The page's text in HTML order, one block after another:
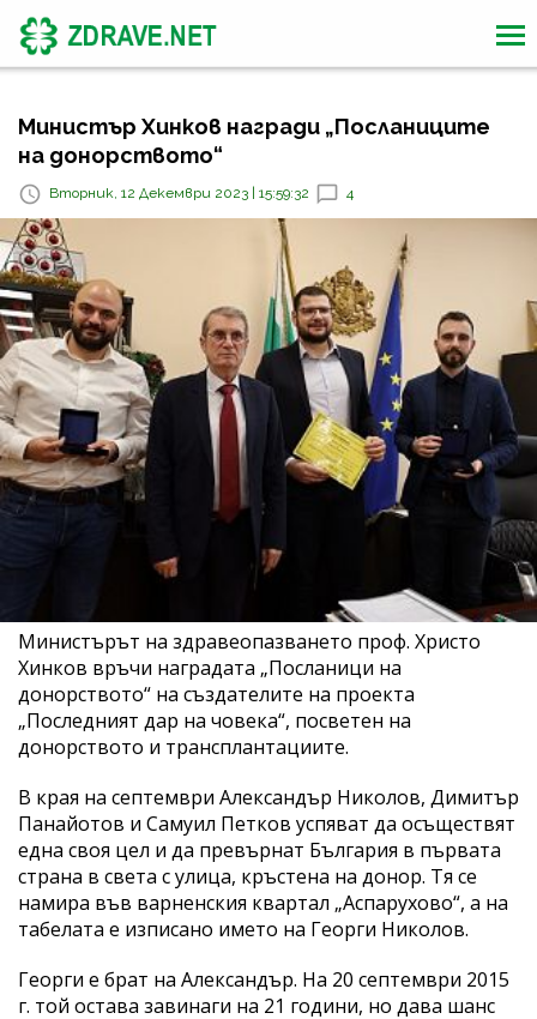
Министър Хинков награди „Посланиците
на донорството“
Вторник, 12 Декември 2023 | 15:59:32 4
Министърът на здравеопазването проф. Христо
Хинков връчи наградата „Посланици на
донорството“ на създателите на проекта
„Последният дар на човека“, посветен на
донорството и трансплантациите.
В края на септември Александър Николов, Димитър
Панайотов и Самуил Петков успяват да осъществят
една своя цел и да превърнат България в първата
страна в света с улица, кръстена на донор. Тя се
намира във варненския квартал „Аспарухово“, а на
табелата е изписано името на Георги Николов.
Георги е брат на Александър. На 20 септември 2015
г. той остава завинаги на 21 години, но дава шанс